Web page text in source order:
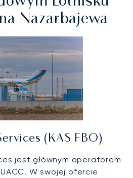
Nazarbajewa
(KAS FBO)
jest głównym operatorem
W swojej ofercie